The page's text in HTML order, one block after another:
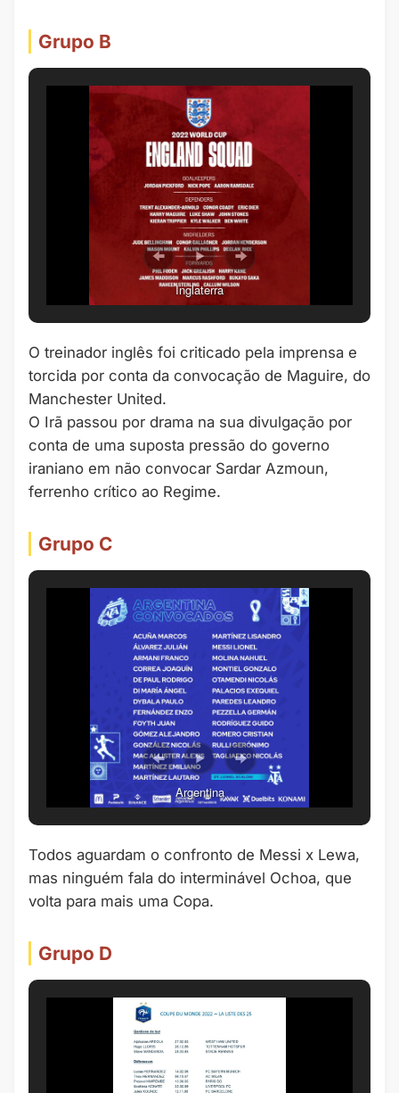
Grupo B
Inglaterra
O treinador inglês foi criticado pela imprensa e
torcida por conta da convocação de Maguire, do
Manchester United.
O Irã passou por drama na sua divulgação por
conta de uma suposta pressão do governo
iraniano em não convocar Sardar Azmoun,
ferrenho crítico ao Regime.
Grupo C
Argentina
Todos aguardam o confronto de Messi x Lewa,
mas ninguém fala do interminável Ochoa, que
volta para mais uma Copa.
Grupo D